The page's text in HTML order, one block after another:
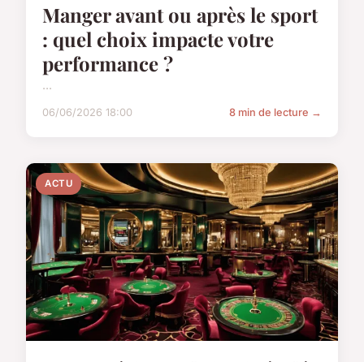
Manger avant ou après le sport
: quel choix impacte votre
performance ?
...
06/06/2026 18:00 8 min de lecture →
ACTU